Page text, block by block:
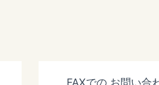
FAXでの お問い合